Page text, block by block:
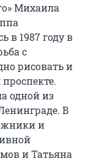
Михаила
в 1987 году в
с
рисовать и
одной из
В
и
и Татьяна